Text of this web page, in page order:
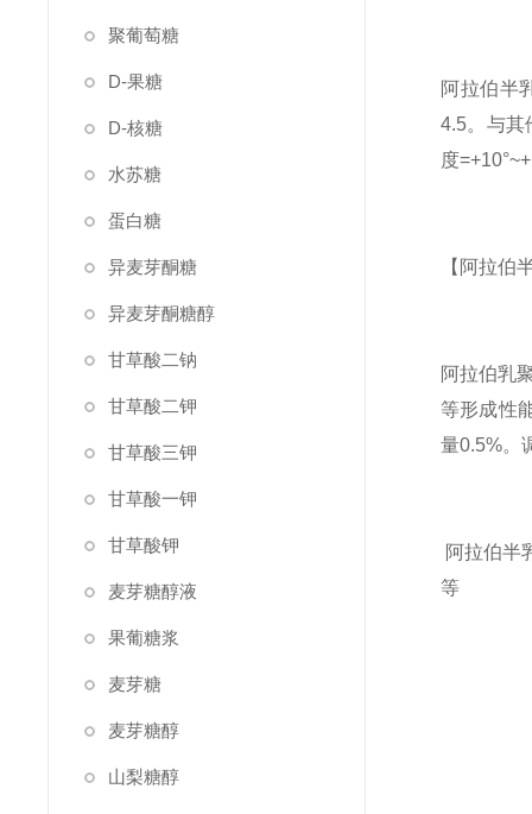
聚葡萄糖
D-果糖
D-核糖
水苏糖
蛋白糖
异麦芽酮糖
异麦芽酮糖醇
甘草酸二钠
甘草酸二钾
甘草酸三钾
甘草酸一钾
甘草酸钾
麦芽糖醇液
果葡糖浆
麦芽糖
麦芽糖醇
山梨糖醇
阿拉伯半
4.5。与其
度
【阿拉伯
阿拉伯乳
等形成性
量0.5%。
阿拉伯半